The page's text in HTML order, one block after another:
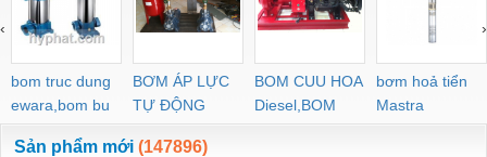
bom truc dung
ewara,bom bu
ewara
BƠM ÁP LỰC
TỰ ĐỘNG
BOM CUU HOA
Diesel,BOM
CHUA CHAY
bơm hoả tiển
Mastra
‹ ›
Sản phẩm mới (147896)